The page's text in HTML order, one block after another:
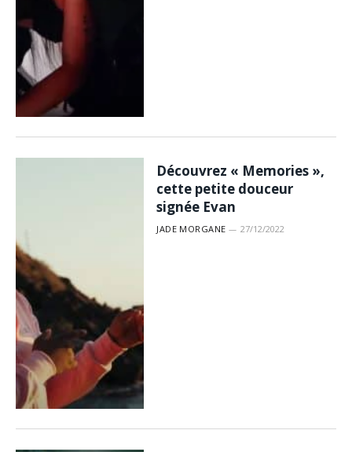
Découvrez « Memories »,
cette petite douceur
signée Evan
JADE MORGANE 27/12/2022